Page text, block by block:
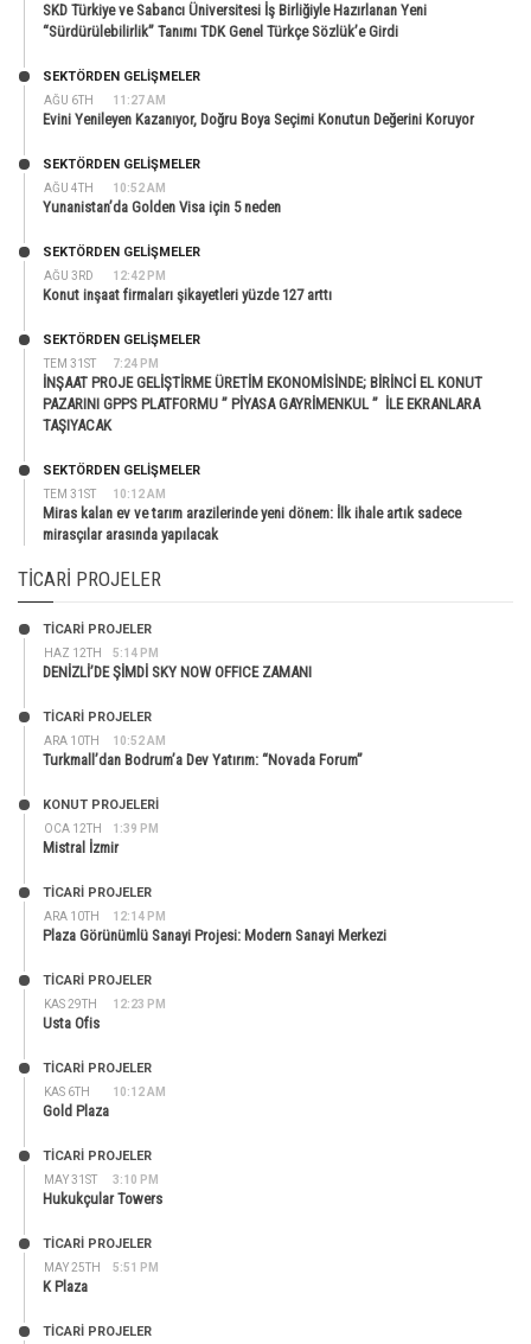
SKD Türkiye ve Sabancı Üniversitesi İş Birliğiyle Hazırlanan Yeni
“Sürdürülebilirlik” Tanımı TDK Genel Türkçe Sözlük’e Girdi
AĞU 6TH 11:27 AM
SEKTÖRDEN GELIŞMELER
Evini Yenileyen Kazanıyor, Doğru Boya Seçimi Konutun Değerini Koruyor
AĞU 4TH 10:52 AM
SEKTÖRDEN GELIŞMELER
Yunanistan’da Golden Visa için 5 neden
AĞU 3RD 12:42 PM
SEKTÖRDEN GELIŞMELER
Konut inşaat firmaları şikayetleri yüzde 127 arttı
TEM 31ST 7:24 PM
SEKTÖRDEN GELIŞMELER
İNŞAAT PROJE GELİŞTİRME ÜRETİM EKONOMİSİNDE; BİRİNCİ EL KONUT
PAZARINI GPPS PLATFORMU ” PİYASA GAYRİMENKUL ” İLE EKRANLARA
TAŞIYACAK
TEM 31ST 10:12 AM
SEKTÖRDEN GELIŞMELER
Miras kalan ev ve tarım arazilerinde yeni dönem: İlk ihale artık sadece
mirasçılar arasında yapılacak
TICARI PROJELER
HAZ 12TH 5:14 PM
TİCARİ PROJELER
DENİZLİ’DE ŞİMDİ SKY NOW OFFICE ZAMANI
ARA 10TH 10:52 AM
TİCARİ PROJELER
Turkmall’dan Bodrum’a Dev Yatırım: “Novada Forum”
OCA 12TH 1:39 PM
KONUT PROJELERI
Mistral İzmir
ARA 10TH 12:14 PM
TİCARİ PROJELER
Plaza Görünümlü Sanayi Projesi: Modern Sanayi Merkezi
KAS 29TH 12:23 PM
TİCARİ PROJELER
Usta Ofis
KAS 6TH 10:12 AM
TİCARİ PROJELER
Gold Plaza
MAY 31ST 3:10 PM
TİCARİ PROJELER
Hukukçular Towers
MAY 25TH 5:51 PM
TİCARİ PROJELER
K Plaza
TİCARİ PROJELER